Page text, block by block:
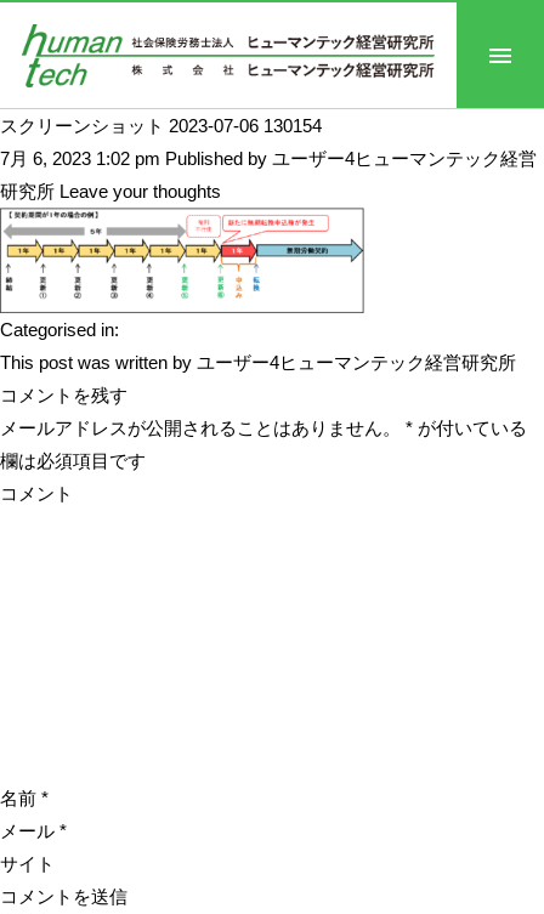
スクリーンショット 2023-07-06 130154
7月 6, 2023 1:02 pm Published by ユーザー4ヒューマンテック経営
研究所 Leave your thoughts
Categorised in:
This post was written by ユーザー4ヒューマンテック経営研究所
コメントを残す
メールアドレスが公開されることはありません。
* が付いている
欄は必須項目です
コメント
名前 *
メール *
サイト